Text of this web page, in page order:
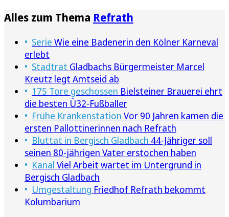
Alles zum Thema Refrath
Serie Wie eine Badenerin den Kölner Karneval
erlebt
Stadtrat Gladbachs Bürgermeister Marcel
Kreutz legt Amtseid ab
175 Tore geschossen Bielsteiner Brauerei ehrt
die besten Ü32-Fußballer
Frühe Krankenstation Vor 90 Jahren kamen die
ersten Pallottinerinnen nach Refrath
Bluttat in Bergisch Gladbach 44-Jähriger soll
seinen 80-jährigen Vater erstochen haben
Kanal Viel Arbeit wartet im Untergrund in
Bergisch Gladbach
Umgestaltung Friedhof Refrath bekommt
Kolumbarium